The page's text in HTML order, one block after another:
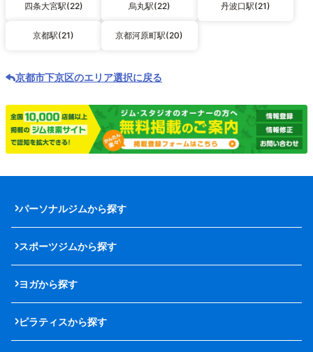
四条大宮駅(22) 烏丸駅(22) 丹波口駅(21)
京都駅(21) 京都河原町駅(20)
京都市下京区のエリア選択に戻る
パーソナルジムから探す
スポーツジムから探す
ヨガから探す
ピラティスから探す